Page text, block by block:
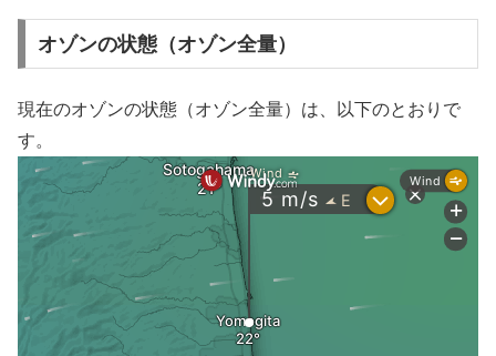
オゾンの状態（オゾン全量）
現在のオゾンの状態（オゾン全量）は、以下のとおりで
す。